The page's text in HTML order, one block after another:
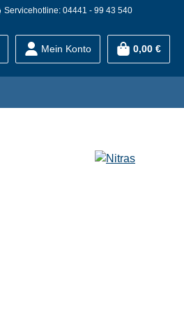
Servicehotline: 04441 - 99 43 540
Mein Konto 0,00 €